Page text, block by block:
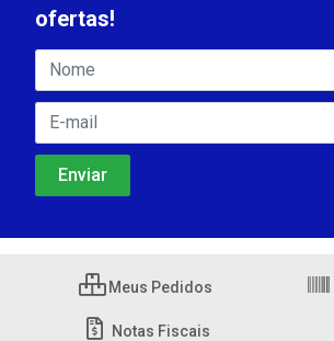
ofertas!
Meus Pedidos
Notas Fiscais